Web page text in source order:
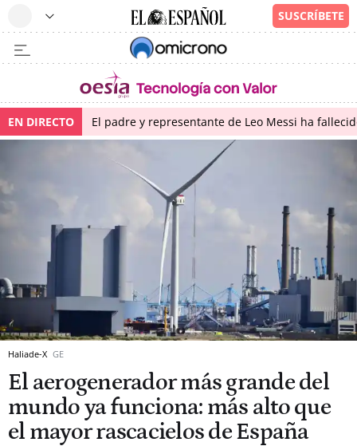
EN DIRECTO El padre y representante de Leo Messi ha
Haliade-X GE
El aerogenerador más grande del
mundo ya funciona: más alto que
el mayor rascacielos de España